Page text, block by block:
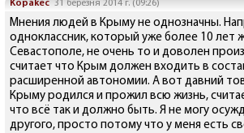
Kopakec 31 березня 2014 г. (09:26)
Мнения людей в Крыму не однозначны.
одноклассник, который уже более 10 лет
Севастополе, не очень то и доволен
считает что Крым должен входить в
расширенной автономии. А вот давний
Крыму родился и прожил всю жизнь,
что всё так и должно быть. Я не могу
другого, просто потому что у меня есть